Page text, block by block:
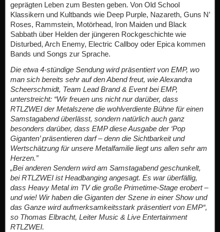
geprägten Leben zum Besten geben. Von Old School
Klassikern und Kultbands wie Deep Purple, Nazareth, Guns N’
Roses, Rammstein, Motörhead, Iron Maiden und Black
Sabbath über Helden der jüngeren Rockgeschichte wie
Disturbed, Arch Enemy, Electric Callboy oder Epica kommen
Bands und Songs zur Sprache.
Die etwa 4-stündige Sendung wird präsentiert von EMP, wo
man sich bereits sehr auf den Abend freut, wie Alexandra
Scheerschmidt, Team Lead Brand & Event bei EMP,
unterstreicht: “Wir freuen uns nicht nur darüber, dass
RTLZWEI der Metalszene die wohlverdiente Bühne für einen
Samstagabend überlässt, sondern natürlich auch ganz
besonders darüber, dass EMP diese Ausgabe der ‘Pop
Giganten’ präsentieren darf – denn die Sichtbarkeit und
Wertschätzung für unsere Metalfamilie liegt uns allen sehr am
Herzen.”
„Bei anderen Sendern wird am Samstagabend geschunkelt,
bei RTLZWEI ist Headbanging angesagt. Es war überfällig,
dass Heavy Metal im TV die große Primetime-Stage erobert –
und wie! Wir haben die Giganten der Szene in einer Show und
das Ganze wird aufmerksamkeitsstark präsentiert von EMP“,
so Thomas Elbracht, Leiter Music & Live Entertainment
RTLZWEI.